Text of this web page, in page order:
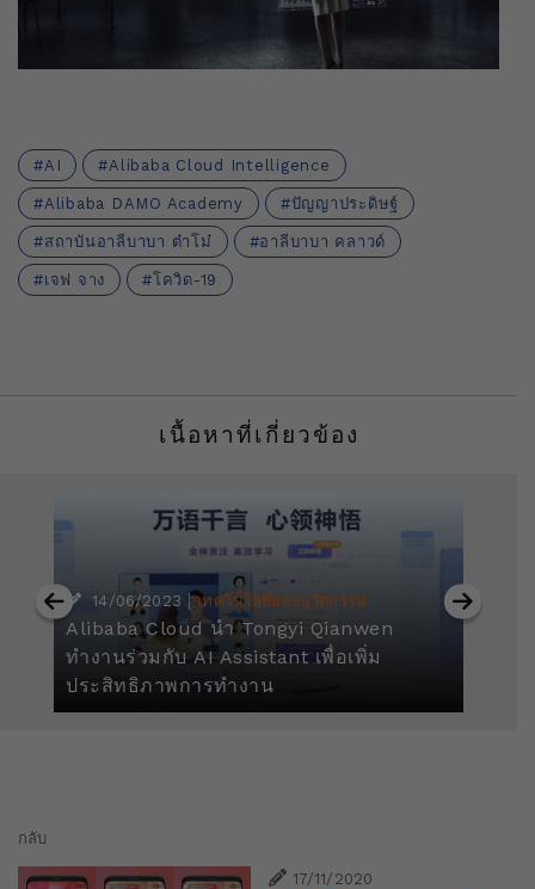
AI Alibaba Cloud Intelligence
Alibaba DAMO Academy ปัญญาประดิษฐ์
สถาบันอาลีบาบา ต๋าโม๋ อาลีบาบา คลาวด์
เจฟ จาง โควิด-19
เนื้อหาที่เกี่ยวข้อง
14/06/2023 | เทคโนโลยีและนวัตกรรม
Alibaba Cloud นำ Tongyi Qianwen
ทำงานร่วมกับ AI Assistant เพื่อเพิ่ม
ประสิทธิภาพการทำงาน
กลับ
17/11/2020